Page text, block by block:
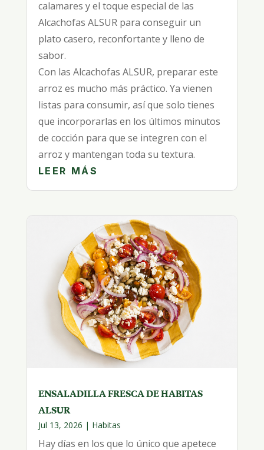
calamares y el toque especial de las
Alcachofas ALSUR para conseguir un
plato casero, reconfortante y lleno de
sabor.
Con las Alcachofas ALSUR, preparar este
arroz es mucho más práctico. Ya vienen
listas para consumir, así que solo tienes
que incorporarlas en los últimos minutos
de cocción para que se integren con el
arroz y mantengan toda su textura.
LEER MÁS
ENSALADILLA FRESCA DE HABITAS
ALSUR
Jul 13, 2026 | Habitas
Hay días en los que lo único que apetece